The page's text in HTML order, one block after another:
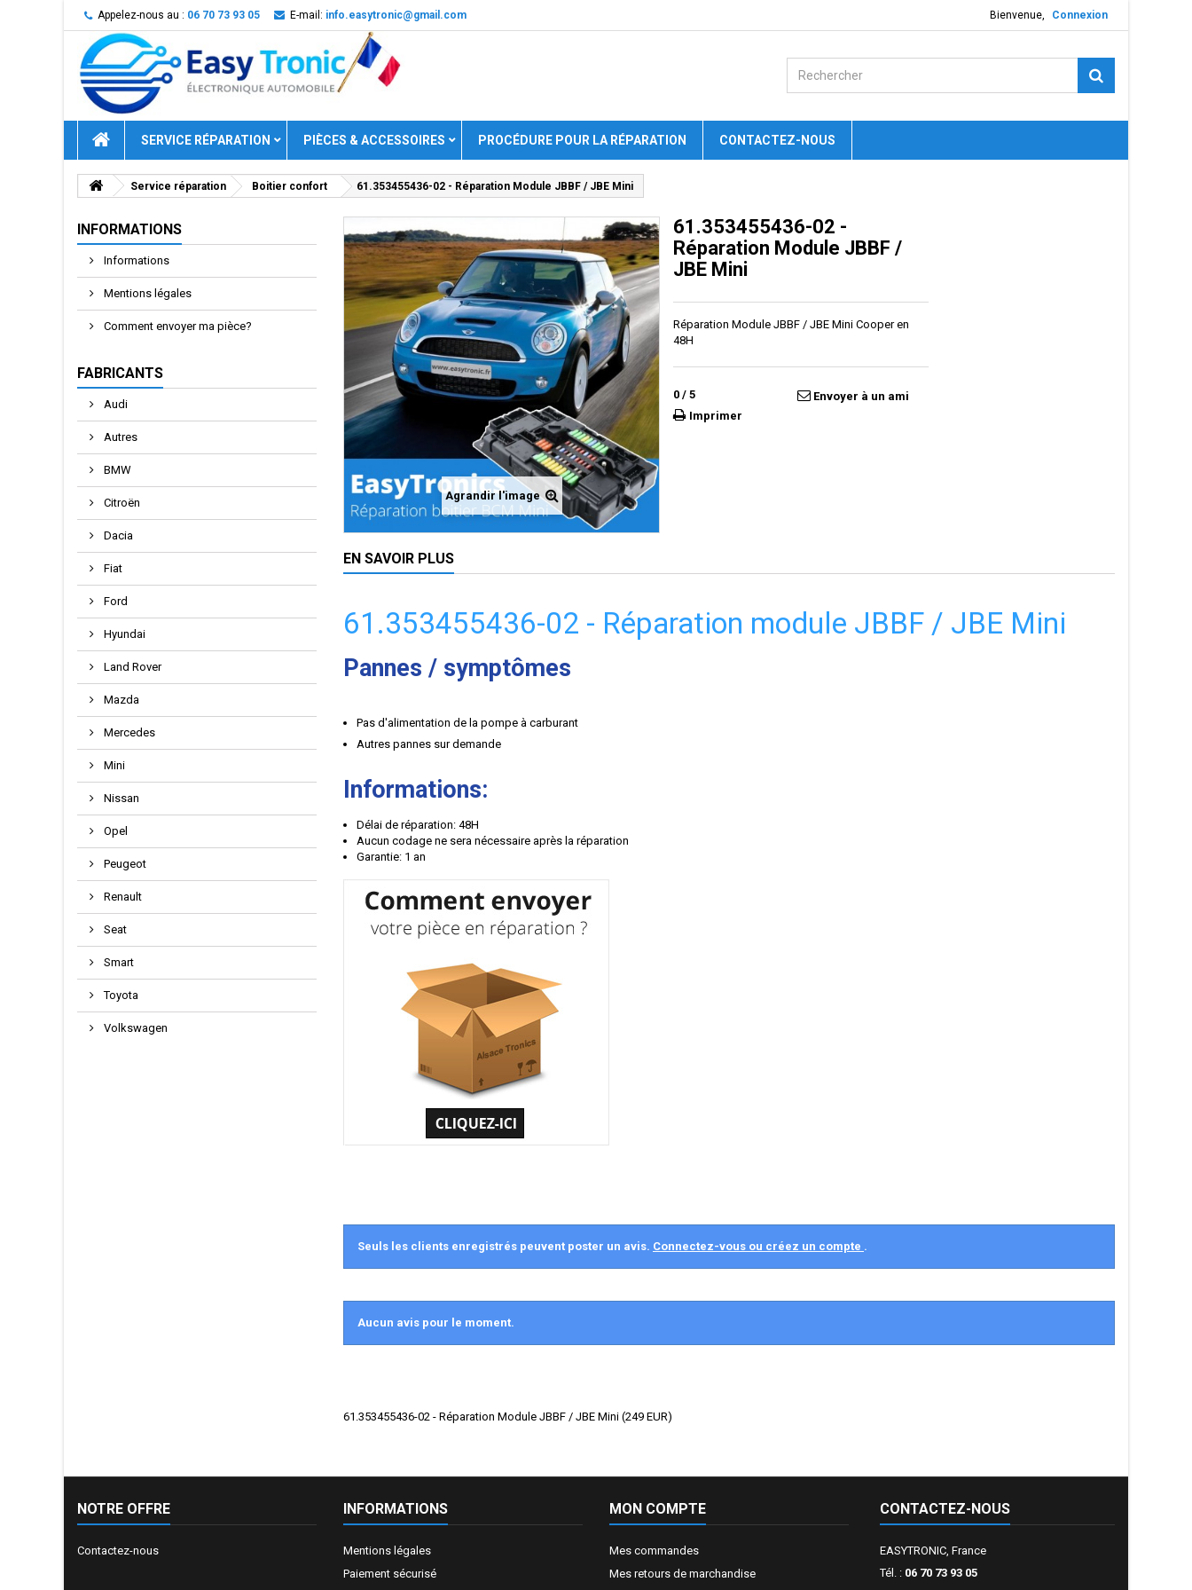
Bienvenue, Connexion
Appelez-nous au : 06 70 73 93 05 E-mail: info.easytronic@gmail.com
SERVICE RÉPARATION PIÈCES & ACCESSOIRES PROCÉDURE POUR LA RÉPARATION CONTACTEZ-NOUS
Service réparation Boitier confort 61.353455436-02 - Réparation Module JBBF / JBE Mini
INFORMATIONS
Informations
Mentions légales
Comment envoyer ma pièce?
FABRICANTS
Audi
Autres
BMW
Citroën
Dacia
Fiat
Ford
Hyundai
Land Rover
Mazda
Mercedes
Mini
Nissan
Opel
Peugeot
Renault
Seat
Smart
Toyota
Volkswagen
Agrandir l'image
61.353455436-02 -
Réparation Module JBBF /
JBE Mini
Réparation Module JBBF / JBE Mini Cooper en
48H
0 / 5
Envoyer à un ami
Imprimer
EN SAVOIR PLUS
61.353455436-02 - Réparation module JBBF / JBE Mini
Pannes / symptômes
Pas d'alimentation de la pompe à carburant
Autres pannes sur demande
Informations:
Délai de réparation: 48H
Aucun codage ne sera nécessaire après la réparation
Garantie: 1 an
Seuls les clients enregistrés peuvent poster un avis. Connectez-vous ou créez un compte .
Aucun avis pour le moment.
61.353455436-02 - Réparation Module JBBF / JBE Mini (249 EUR)
NOTRE OFFRE
Contactez-nous
INFORMATIONS
Mentions légales
Paiement sécurisé
MON COMPTE
Mes commandes
Mes retours de marchandise
CONTACTEZ-NOUS
EASYTRONIC, France
Tél. : 06 70 73 93 05